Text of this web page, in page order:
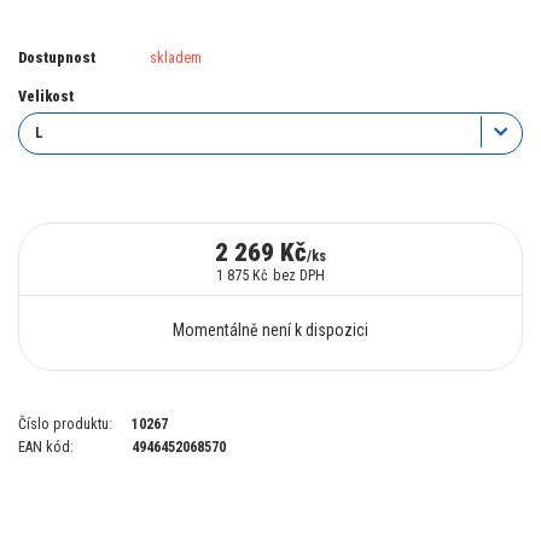
Dostupnost skladem
Velikost
2 269 Kč/ks
1 875 Kč bez DPH
Momentálně není k dispozici
Číslo produktu:
10267
EAN kód:
4946452068570